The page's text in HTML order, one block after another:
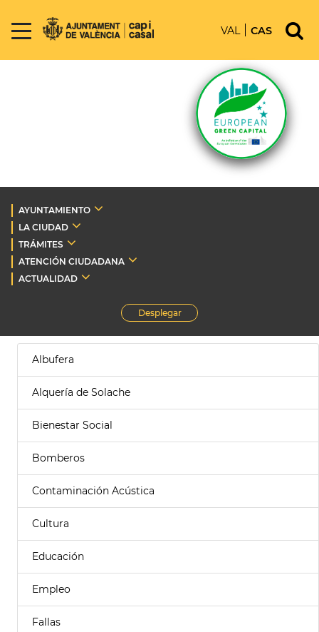
VAL CAS
AYUNTAMIENTO
LA CIUDAD
TRÁMITES
ATENCIÓN CIUDADANA
ACTUALIDAD
Desplegar
Albufera
Alquería de Solache
Bienestar Social
Bomberos
Contaminación Acústica
Cultura
Educación
Empleo
Fallas